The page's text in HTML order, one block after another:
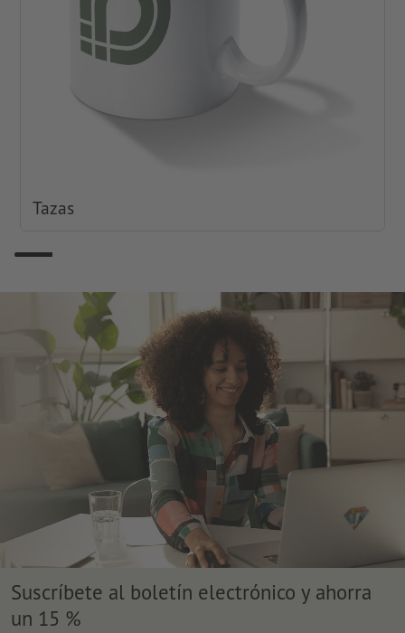
Tazas
Suscríbete al boletín electrónico y ahorra
un 15 %